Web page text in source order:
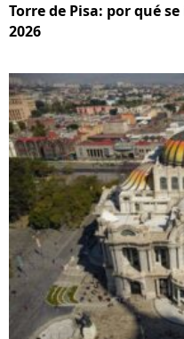
Torre de Pisa: por qué
2026